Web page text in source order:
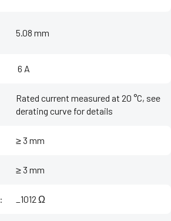
5.08 mm
‌ 6 A
Rated current measured at 20 °C, see
derating curve for details
≥ 3 mm
≥ 3 mm
: _1012 Ω